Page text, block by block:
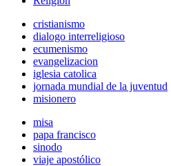
cristianismo
dialogo interreligioso
ecumenismo
evangelizacion
iglesia catolica
jornada mundial de la juventud
misionero
misa
papa francisco
sinodo
viaje apostólico